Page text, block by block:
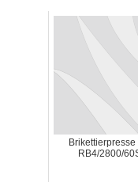
Brikettierpresse
RB4/2800/